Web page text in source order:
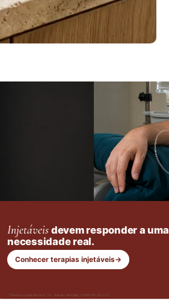
Injetáveis devem responder a uma
necessidade real.
Conhecer terapias injetáveis→
* Responsável técnico: Dr. Renan Abdalla, CRM-PR 42232